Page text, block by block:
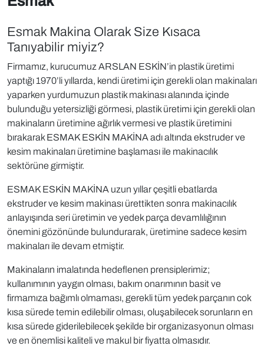
Esmak Makina Olarak Size Kısaca
Tanıyabilir miyiz?
Firmamız, kurucumuz ARSLAN ESKİN’in plastik üretimi
yaptığı 1970’li yıllarda, kendi üretimi için gerekli olan makinaları
yaparken yurdumuzun plastik makinası alanında içinde
bulunduğu yetersizliği görmesi, plastik üretimi için gerekli olan
makinaların üretimine ağırlık vermesi ve plastik üretimini
bırakarak ESMAK ESKİN MAKİNA adı altında ekstruder ve
kesim makinaları üretimine başlaması ile makinacılık
sektörüne girmiştir.
ESMAK ESKİN MAKİNA uzun yıllar çeşitli ebatlarda
ekstruder ve kesim makinası ürettikten sonra makinacılık
anlayışında seri üretimin ve yedek parça devamlılığının
önemini gözönünde bulundurarak, üretimine sadece kesim
makinaları ile devam etmiştir.
Makinaların imalatında hedeflenen prensiplerimiz;
kullanımının yaygın olması, bakım onarımının basit ve
firmamıza bağımlı olmaması, gerekli tüm yedek parçanın cok
kısa sürede temin edilebilir olması, oluşabilecek sorunların en
kısa sürede giderilebilecek şekilde bir organizasyonun olması
ve en önemlisi kaliteli ve makul bir fiyatta olmasıdır.